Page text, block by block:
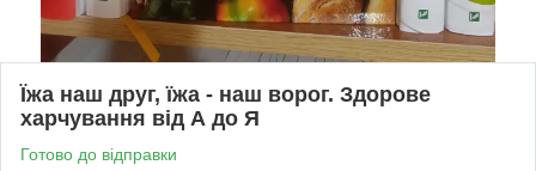
Їжа наш друг, їжа - наш ворог. Здорове
харчування від А до Я
Готово до відправки